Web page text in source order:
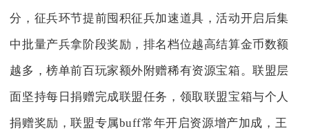
分，征兵环节提前囤积征兵加速道具，活动开启后集
中批量产兵拿阶段奖励，排名档位越高结算金币数额
越多，榜单前百玩家额外附赠稀有资源宝箱。联盟层
面坚持每日捐赠完成联盟任务，领取联盟宝箱与个人
捐赠奖励，联盟专属buff常年开启资源增产加成，王